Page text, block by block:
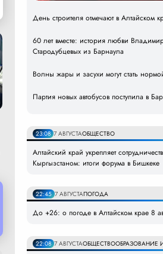
День строителя отмечают в Алтайском
60 лет вместе: история любви
Стародубцевых из Барнаула
Волны жары и засухи могут стать
Партия новых автобусов поступила в
23:08 7 АВГУСТАОБЩЕСТВО
Алтайский край укрепляет
Кыргызстаном: итоги форума в Бишкеке
22:45 7 АВГУСТАПОГОДА
До +26: о погоде в Алтайском крае 8
22:08 7 АВГУСТАОБЩЕСТВООБРАЗОВАНИЕ